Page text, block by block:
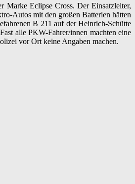
Marke Eclipse Cross. Der Einsatzleiter,
Autos mit den großen Batterien hätten
B 211 auf der Heinrich-Schütte
alle PKW-Fahrer/innen machten eine
vor Ort keine Angaben machen.